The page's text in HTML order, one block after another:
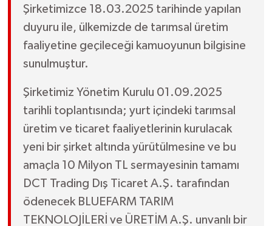
Şirketimizce 18.03.2025 tarihinde yapılan
duyuru ile, ülkemizde de tarımsal üretim
faaliyetine geçileceği kamuoyunun bilgisine
sunulmuştur.
Şirketimiz Yönetim Kurulu 01.09.2025
tarihli toplantısında; yurt içindeki tarımsal
üretim ve ticaret faaliyetlerinin kurulacak
yeni bir şirket altında yürütülmesine ve bu
amaçla 10 Milyon TL sermayesinin tamamı
DCT Trading Dış Ticaret A.Ş. tarafından
ödenecek BLUEFARM TARIM
TEKNOLOJİLERİ ve ÜRETİM A.Ş. unvanlı bir